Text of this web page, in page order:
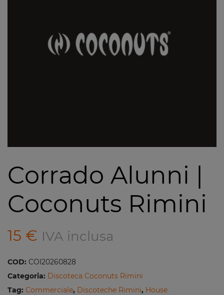
Corrado Alunni |
Coconuts Rimini
15 € IVA inclusa
COD: COI20260828
Categoria: Discoteca Coconuts Rimini
Tag: Commerciale, Discoteche Rimini, House